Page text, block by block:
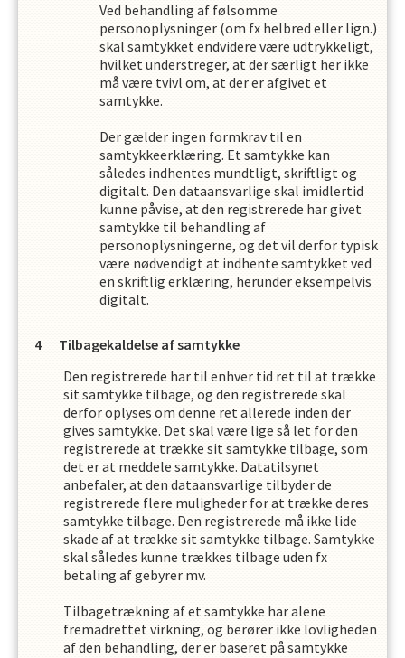
Ved behandling af følsomme
personoplysninger (om fx helbred eller lign.)
skal samtykket endvidere være udtrykkeligt,
hvilket understreger, at der særligt her ikke
må være tvivl om, at der er afgivet et
samtykke.
Der gælder ingen formkrav til en
samtykkeerklæring. Et samtykke kan
således indhentes mundtligt, skriftligt og
digitalt. Den dataansvarlige skal imidlertid
kunne påvise, at den registrerede har givet
samtykke til behandling af
personoplysningerne, og det vil derfor typisk
være nødvendigt at indhente samtykket ved
en skriftlig erklæring, herunder eksempelvis
digitalt.
Tilbagekaldelse af samtykke
Den registrerede har til enhver tid ret til at trække
sit samtykke tilbage, og den registrerede skal
derfor oplyses om denne ret allerede inden der
gives samtykke. Det skal være lige så let for den
registrerede at trække sit samtykke tilbage, som
det er at meddele samtykke. Datatilsynet
anbefaler, at den dataansvarlige tilbyder de
registrerede flere muligheder for at trække deres
samtykke tilbage. Den registrerede må ikke lide
skade af at trække sit samtykke tilbage. Samtykke
skal således kunne trækkes tilbage uden fx
betaling af gebyrer mv.
Tilbagetrækning af et samtykke har alene
fremadrettet virkning, og berører ikke lovligheden
af den behandling, der er baseret på samtykke